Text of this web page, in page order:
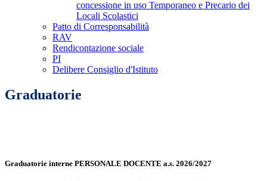
concessione in uso Temporaneo e Precario dei
Locali Scolastici
Patto di Corresponsabilità
RAV
Rendicontazione sociale
PI
Delibere Consiglio d'Istituto
Graduatorie
Graduatorie interne PERSONALE DOCENTE a.s. 2026/2027